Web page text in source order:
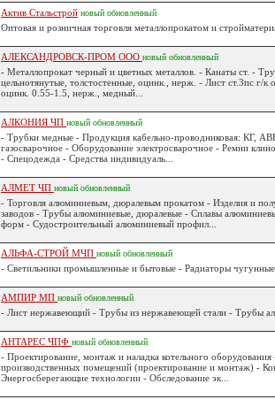
Актив Стальстрой новый обновленный
Оптовая и розничная торговля металлопрокатом и
АЛЕКСАНДРОВСК-ПРОМ ООО новый обновленный
- Металлопрокат черный и цветных металлов. - Канаты ст. -
цельнотянутые, толстостенные, оцинк., нерж. - Лист ст.3пс г/к
оцинк. 0.55-1.5, нерж., медный...
АЛКОНИЯ ЧП новый обновленный
- Трубки медные - Продукция кабельно-проводниковая: КГ,
газосварочное - Оборудование электросварочное - Ремни
- Спецодежда - Средства индивидуаль...
АЛМЕТ ЧП новый обновленный
- Торговля алюминиевым, дюралевым прокатом - Изделия и
заводов - Трубы алюминиевые, дюралевые - Сплавы
форм - Судостроительный алюминиевый профил...
АЛЬФА-СТРОЙ МЧП новый обновленный
- Светильники промышленные и бытовые - Радиаторы
АМПИР МП новый обновленный
- Лист нержавеющий - Трубы из нержавеющей стали - Трубы
АНТАРЕС ЧПФ новый обновленный
- Проектирование, монтаж и наладка котельного
производственных помещений (проектирование и монтаж) -
Энергосберегающие технологии - Обследование эк...